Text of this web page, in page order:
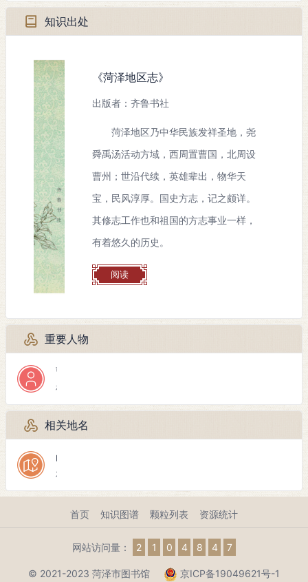
结束
时
间：
1980年8月
发生
地
点：
知识出处
《菏泽地区志》
出版者：齐鲁书社
菏泽地区乃中华民族发祥圣地，尧
舜禹汤活动方域，西周置曹国，北周设
曹州；世沿代续，英雄辈出，物华天
宝，民风淳厚。国史方志，记之颇详。
其修志工作也和祖国的方志事业一样，
有着悠久的历史。
阅读
重要人物
相关地名
首页 知识图谱 颗粒列表 资源统计
网站访问量： 2 1 0 4 8 4 7
© 2021-2023 菏泽市图书馆 京ICP备19049621号-1